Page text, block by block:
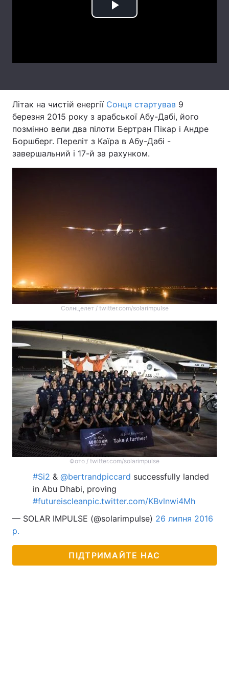
Архів Вакансії
Контакти
Play
Літак на чистій енергії Сонця стартував 9
березня 2015 року з арабської Абу-Дабі, його
позмінно вели два пілоти Бертран Пікар і Андре
Боршберг. Переліт з Каїра в Абу-Дабі -
завершальний і 17-й за рахунком.
Солнцелет / twitter.com/solarimpulse
Фото / twitter.com/solarimpulse
#Si2 & @bertrandpiccard successfully landed
in Abu Dhabi, proving
#futureiscleanpic.twitter.com/KBvlnwi4Mh
— SOLAR IMPULSE (@solarimpulse) 26 липня 2016
р.
ПІДТРИМАЙТЕ НАС